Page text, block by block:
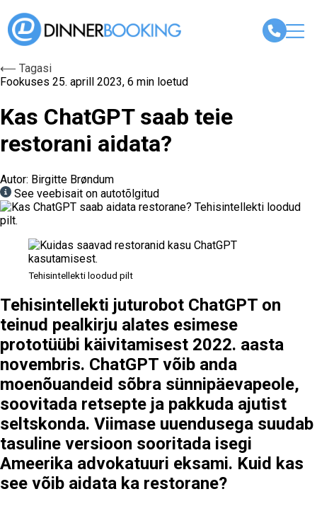
⟵ Tagasi
Fookuses 25. aprill 2023, 6 min loetud
Kas ChatGPT saab teie
restorani aidata?
Autor: Birgitte Brøndum
See veebisait on autotõlgitud
Tehisintellekti loodud pilt
Tehisintellekti juturobot ChatGPT on
teinud pealkirju alates esimese
prototüübi käivitamisest 2022. aasta
novembris. ChatGPT võib anda
moenõuandeid sõbra sünnipäevapeole,
soovitada retsepte ja pakkuda ajutist
seltskonda. Viimase uuendusega suudab
tasuline versioon sooritada isegi
Ameerika advokatuuri eksami. Kuid kas
see võib aidata ka restorane?